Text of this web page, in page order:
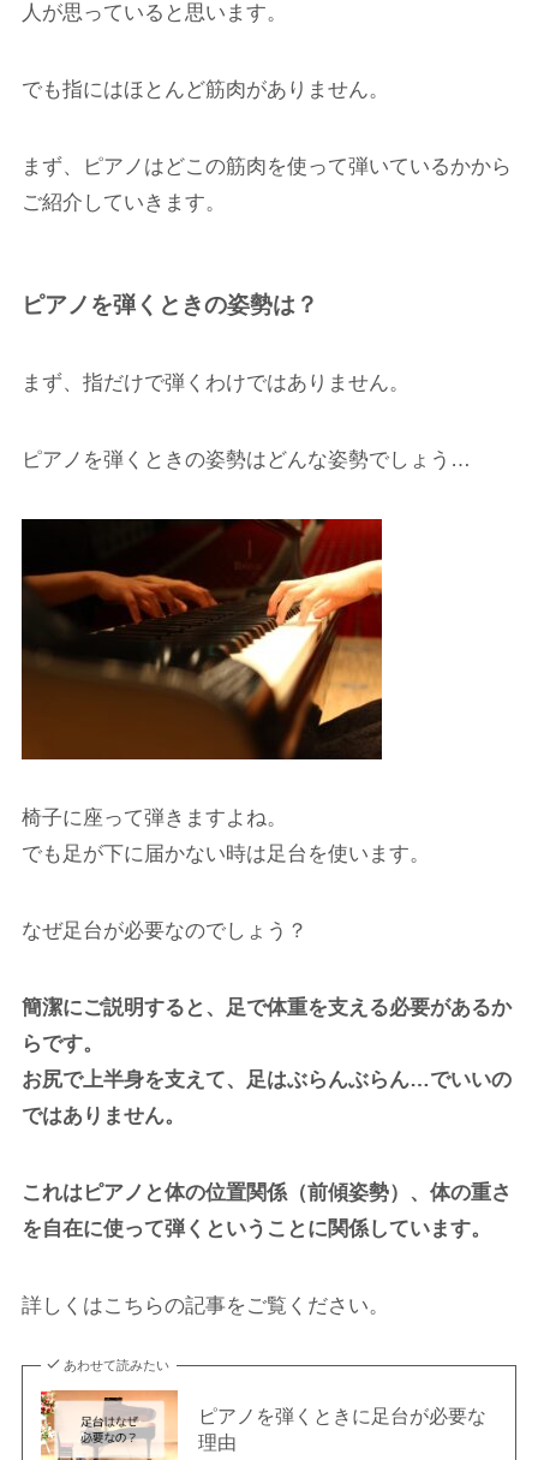
人が思っていると思います。
でも指にはほとんど筋肉がありません。
まず、ピアノはどこの筋肉を使って弾いているかから
ご紹介していきます。
ピアノを弾くときの姿勢は？
まず、 指だけで弾くわけではありません。
ピアノを弾くときの姿勢はどんな姿勢でしょう…
椅子に座って弾きますよね。
でも足が下に届かない時は足台を使います。
なぜ足台が必要なのでしょう？
簡潔にご説明すると、足で体重を支える必要があるか
らです。
お尻で上半身を支えて、足はぶらんぶらん…でいいの
ではありません。
これはピアノと体の位置関係（前傾姿勢）、体の重さ
を自在に使って弾くということに関係しています。
詳しくはこちらの記事をご覧ください。
あわせて読みたい
ピアノを弾くときに足台が必要な
理由